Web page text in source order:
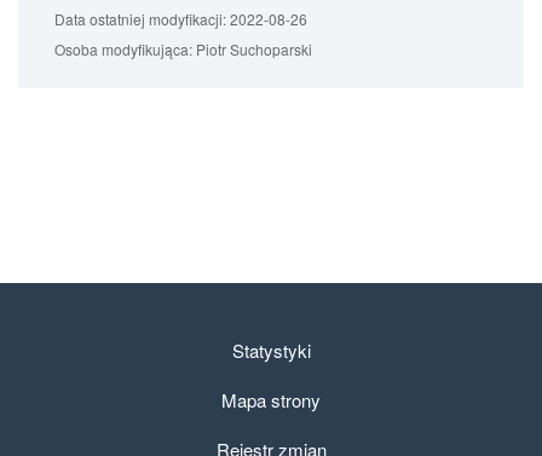
Data ostatniej modyfikacji:2022-08-26
Osoba modyfikująca: Piotr Suchoparski
Statystyki
Mapa strony
Rejestr zmian